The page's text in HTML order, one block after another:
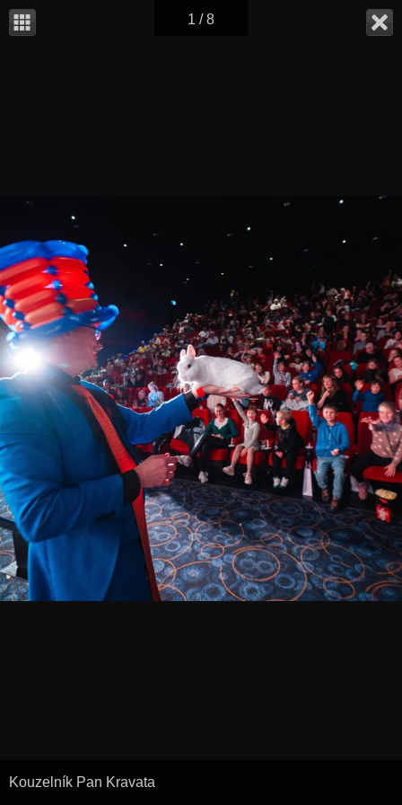
1 / 8
Kouzelník Pan Kravata